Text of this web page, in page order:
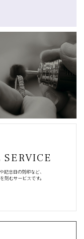
記念日の刻印など、
刻むサービスです。